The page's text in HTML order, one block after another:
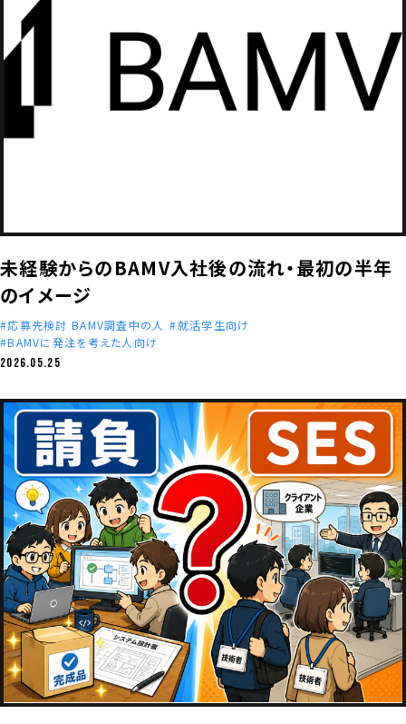
未経験からのBAMV入社後の流れ・最初の半年
のイメージ
応募先検討 BAMV調査中の人
就活学生向け
BAMVに発注を考えた人向け
2026.05.25